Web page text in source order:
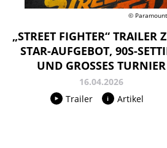
©
„STREET FIGHTER“ TRAILER
STAR-AUFGEBOT, 90S-
UND GROSSES TURNIER
16.04.2026
Trailer
Artikel